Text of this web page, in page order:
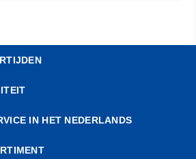
IN HET NEDERLANDS